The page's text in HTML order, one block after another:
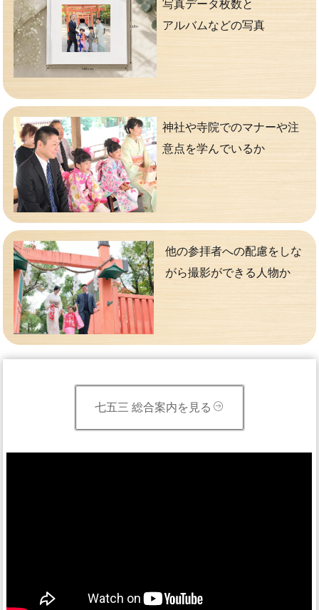
写真データ枚数と
アルバムなどの写真
神社や寺院でのマナーや注
意点を学んでいるか
他の参拝者への配慮をしな
がら撮影ができる人物か
七五三 総合案内を見る